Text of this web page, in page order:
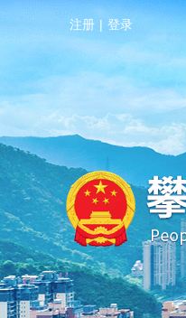
注册 | 登录